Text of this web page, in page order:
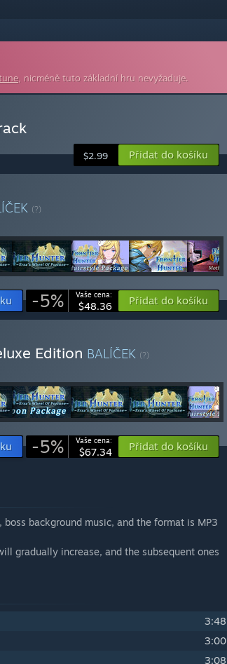
, nicméně tuto základní hru nevyžaduje.
$2.99 Přidat do košíku
(?)
-5% Vaše cena:
$48.36 Přidat do košíku
Edition BALÍČEK (?)
-5% Vaše cena:
$67.34 Přidat do košíku
background music, and the format is MP3
gradually increase, and the subsequent ones
3:48
3:00
3:08